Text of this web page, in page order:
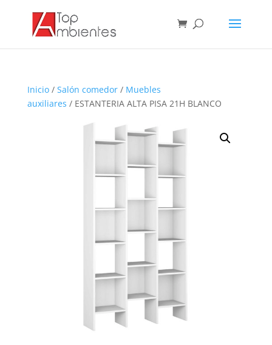
Inicio/ Salón comedor/ Muebles
auxiliares / ESTANTERIA ALTA PISA 21H BLANCO